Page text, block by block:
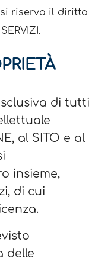
riserva il diritto
di tutti
al SITO e al
insieme,
di cui
delle